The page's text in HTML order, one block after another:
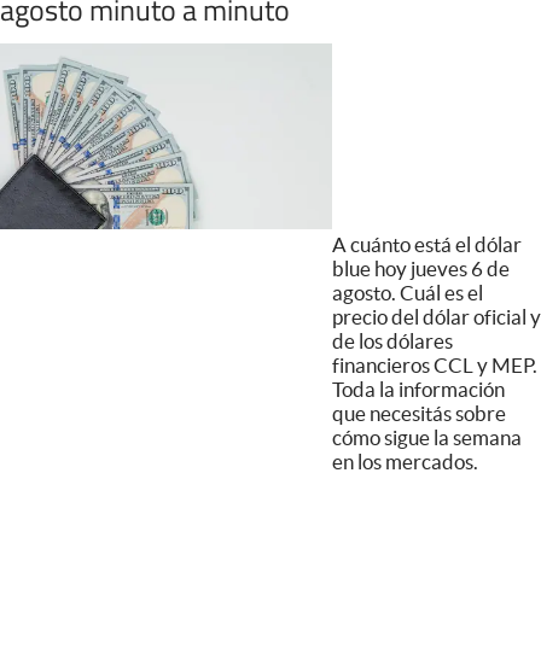
agosto minuto a minuto
A cuánto está el dólar
blue hoy jueves 6 de
agosto. Cuál es el
precio del dólar oficial y
de los dólares
financieros CCL y MEP.
Toda la información
que necesitás sobre
cómo sigue la semana
en los mercados.